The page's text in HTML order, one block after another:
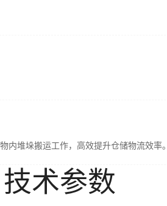
内堆垛搬运工作，高效提升仓储物流效率。
技术参数